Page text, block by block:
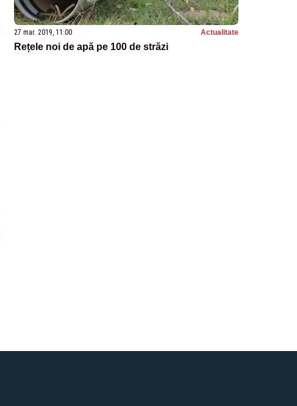
27 mar. 2019, 11:00 Actualitate
Rețele noi de apă pe 100 de străzi